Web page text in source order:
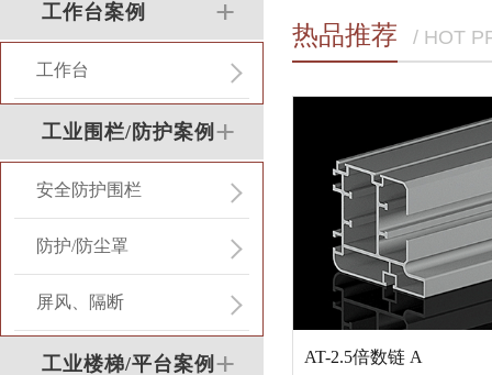
工作台案例
工作台
工业围栏/防护案例
安全防护围栏
防护/防尘罩
屏风、隔断
工业楼梯/平台案例
热品推荐 / HOT
AT-2.5倍数链 A